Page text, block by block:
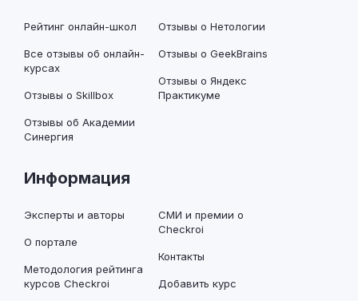
Рейтинг онлайн-школ
Все отзывы об онлайн-
курсах
Отзывы о Skillbox
Отзывы об Академии
Синергия
Отзывы о Нетологии
Отзывы о GeekBrains
Отзывы о Яндекс
Практикуме
Информация
Эксперты и авторы
О портале
Методология рейтинга
курсов Checkroi
СМИ и премии о
Checkroi
Контакты
Добавить курс